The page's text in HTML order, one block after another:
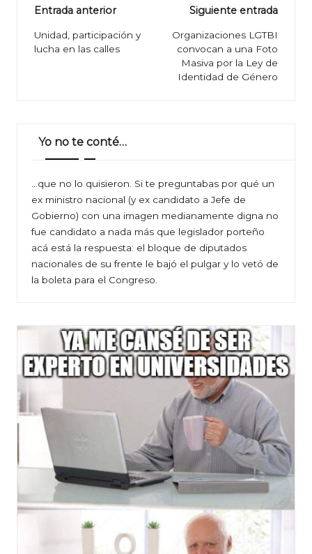
Navegación
de
entradas
Entrada anterior
Unidad, participación y
lucha en las calles
Siguiente entrada
Organizaciones LGTBI
convocan a una Foto
Masiva por la Ley de
Identidad de Género
Yo no te conté…
…que no lo quisieron. Si te preguntabas por qué un
ex ministro nacional (y ex candidato a Jefe de
Gobierno) con una imagen medianamente digna no
fue candidato a nada más que legislador porteño
acá está la respuesta: el bloque de diputados
nacionales de su frente le bajó el pulgar y lo vetó de
la boleta para el Congreso.